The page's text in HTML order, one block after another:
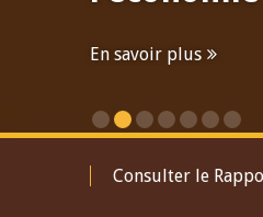
du Gouverneur
Participation du